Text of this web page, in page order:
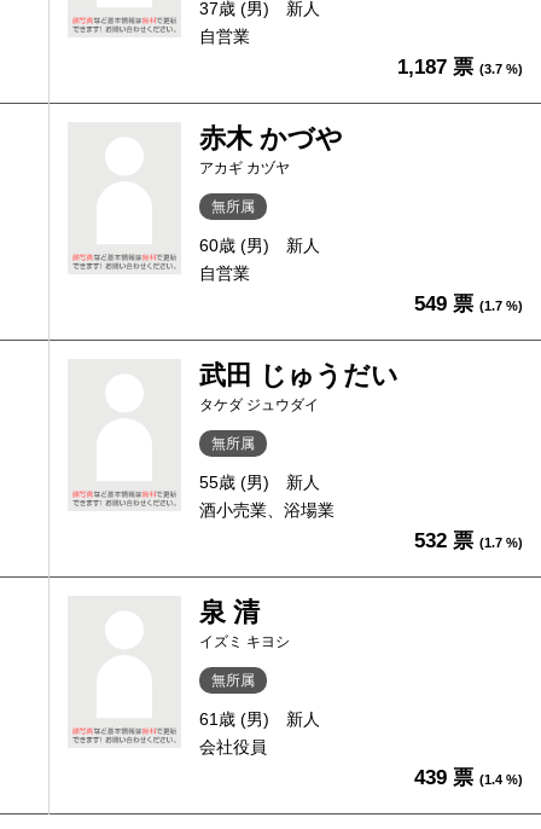
37歳 (男)
新人
自営業
1,187 票 (3.7 %)
赤木 かづや
アカギ カヅヤ
無所属
60歳 (男)
新人
自営業
549 票 (1.7 %)
武田 じゅうだい
タケダ ジュウダイ
無所属
55歳 (男)
新人
酒小売業、浴場業
532 票 (1.7 %)
泉 清
イズミ キヨシ
無所属
61歳 (男)
新人
会社役員
439 票 (1.4 %)